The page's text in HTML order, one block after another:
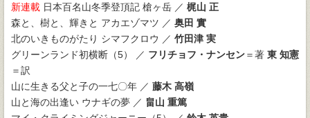
新連載 日本百名山冬季登頂記 槍ヶ岳 ／ 梶山 正
森と、樹と、輝きと アカエゾマツ ／ 奥田 實
北のいきものがたり シマフクロウ ／ 竹田津 実
グリーンランド初横断（5） ／ フリチョフ・ナンセン＝著 東 知憲
＝訳
山に生きる父と子の一七〇年 ／ 藤木 高嶺
山と海の出逢い ウナギの夢 ／ 畠山 重篤